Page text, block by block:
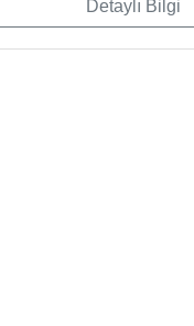
Detaylı Bilgi